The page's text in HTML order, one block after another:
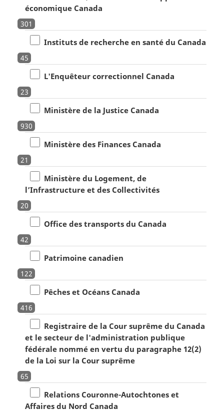
économique Canada
301
Instituts de recherche en santé du Canada
45
L'Enquêteur correctionnel Canada
23
Ministère de la Justice Canada
930
Ministère des Finances Canada
21
Ministère du Logement, de
l’Infrastructure et des Collectivités
20
Office des transports du Canada
42
Patrimoine canadien
122
Pêches et Océans Canada
416
Registraire de la Cour suprême du Canada
et le secteur de l'administration publique
fédérale nommé en vertu du paragraphe 12(2)
de la Loi sur la Cour suprême
65
Relations Couronne-Autochtones et
Affaires du Nord Canada